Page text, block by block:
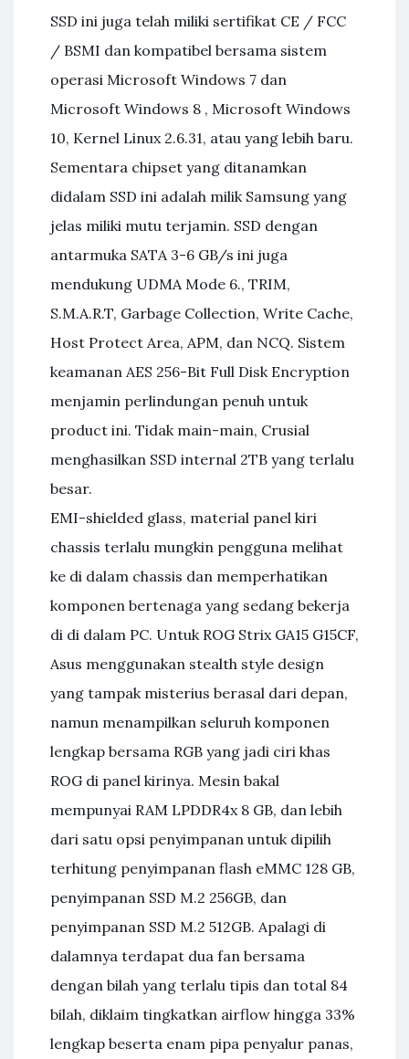
SSD ini juga telah miliki sertifikat CE / FCC
/ BSMI dan kompatibel bersama sistem
operasi Microsoft Windows 7 dan
Microsoft Windows 8 , Microsoft Windows
10, Kernel Linux 2.6.31, atau yang lebih baru.
Sementara chipset yang ditanamkan
didalam SSD ini adalah milik Samsung yang
jelas miliki mutu terjamin. SSD dengan
antarmuka SATA 3-6 GB/s ini juga
mendukung UDMA Mode 6., TRIM,
S.M.A.R.T, Garbage Collection, Write Cache,
Host Protect Area, APM, dan NCQ. Sistem
keamanan AES 256-Bit Full Disk Encryption
menjamin perlindungan penuh untuk
product ini. Tidak main-main, Crusial
menghasilkan SSD internal 2TB yang terlalu
besar.
EMI-shielded glass, material panel kiri
chassis terlalu mungkin pengguna melihat
ke di dalam chassis dan memperhatikan
komponen bertenaga yang sedang bekerja
di di dalam PC. Untuk ROG Strix GA15 G15CF,
Asus menggunakan stealth style design
yang tampak misterius berasal dari depan,
namun menampilkan seluruh komponen
lengkap bersama RGB yang jadi ciri khas
ROG di panel kirinya. Mesin bakal
mempunyai RAM LPDDR4x 8 GB, dan lebih
dari satu opsi penyimpanan untuk dipilih
terhitung penyimpanan flash eMMC 128 GB,
penyimpanan SSD M.2 256GB, dan
penyimpanan SSD M.2 512GB. Apalagi di
dalamnya terdapat dua fan bersama
dengan bilah yang terlalu tipis dan total 84
bilah, diklaim tingkatkan airflow hingga 33%
lengkap beserta enam pipa penyalur panas,